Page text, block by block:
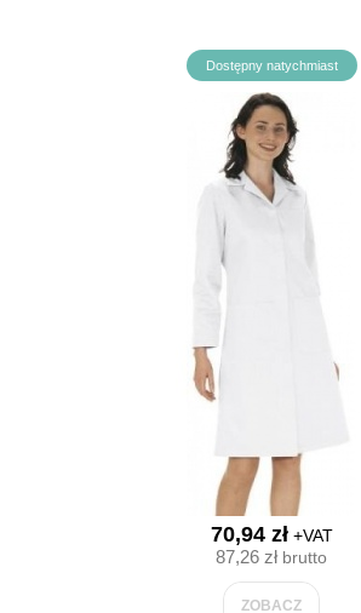
Dostępny natychmiast
70,94 zł+VAT
87,26 złbrutto
ZOBACZ